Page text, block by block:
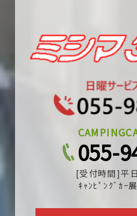
055-
[受付時間]平
ｷｬﾝﾋﾟﾝｸﾞｶｰ